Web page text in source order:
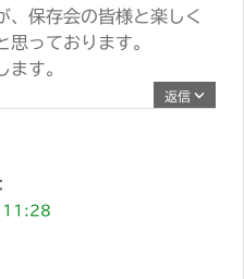
、保存会の皆様と楽しく
っております。
ます。
返信
11:28